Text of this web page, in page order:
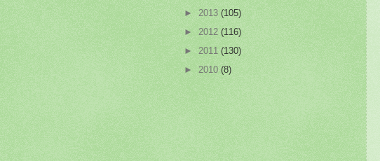
► 2013 (105)
► 2012 (116)
► 2011 (130)
► 2010 (8)